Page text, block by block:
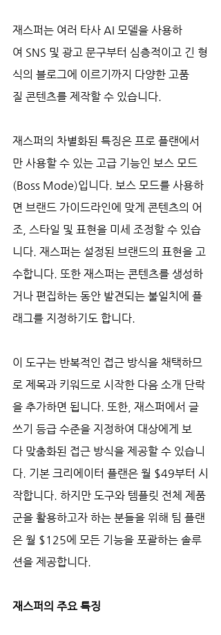
재스퍼는 여러 타사 AI 모델을 사용하
여 SNS 및 광고 문구부터 심층적이고 긴 형
식의 블로그에 이르기까지 다양한 고품
질 콘텐츠를 제작할 수 있습니다.
재스퍼의 차별화된 특징은 프로 플랜에서
만 사용할 수 있는 고급 기능인 보스 모드
(Boss Mode)입니다. 보스 모드를 사용하
면 브랜드 가이드라인에 맞게 콘텐츠의 어
조, 스타일 및 표현을 미세 조정할 수 있습
니다. 재스퍼는 설정된 브랜드의 표현을 고
수합니다. 또한 재스퍼는 콘텐츠를 생성하
거나 편집하는 동안 발견되는 불일치에 플
래그를 지정하기도 합니다.
이 도구는 반복적인 접근 방식을 채택하므
로 제목과 키워드로 시작한 다음 소개 단락
을 추가하면 됩니다. 또한, 재스퍼에서 글
쓰기 등급 수준을 지정하여 대상에게 보
다 맞춤화된 접근 방식을 제공할 수 있습니
다. 기본 크리에이터 플랜은 월 $49부터 시
작합니다. 하지만 도구와 템플릿 전체 제품
군을 활용하고자 하는 분들을 위해 팀 플랜
은 월 $125에 모든 기능을 포괄하는 솔루
션을 제공합니다.
재스퍼의 주요 특징